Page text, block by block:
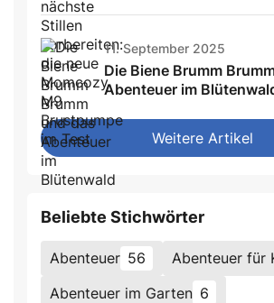
11. September 2025
Die Biene Brumm
Abenteuer im
Weitere Artikel
Beliebte Stichwörter
Abenteuer 56 Abenteuer für
Abenteuer im Garten 6